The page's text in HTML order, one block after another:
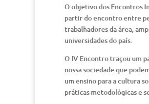
O objetivo dos Encontros
partir do encontro entre
trabalhadores da área,
universidades do país.
O IV Encontro traçou um
nossa sociedade que
um ensino para a cultura
práticas metodológicas e